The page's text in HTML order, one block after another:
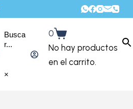
Busca
r...
×
0
No hay productos
en el carrito.